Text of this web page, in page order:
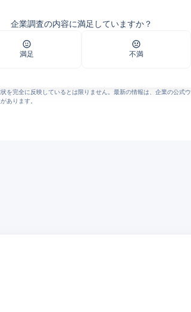
企業調査の内容に満足していますか？
満足 不満
を完全に反映しているとは限りません。最新の情報は、企業の公式
あります。